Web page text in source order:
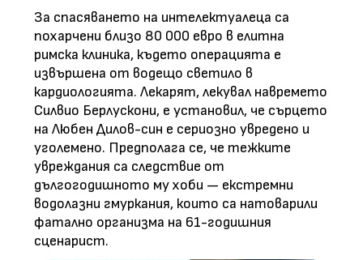
За спасяването на интелектуалеца са
похарчени близо 80 000 евро в елитна
римска клиника, където операцията е
извършена от водещо светило в
кардиологията. Лекарят, лекувал навремето
Силвио Берлускони, е установил, че сърцето
на Любен Дилов-син е сериозно увредено и
уголемено. Предполага се, че тежките
увреждания са следствие от
дългогодишното му хоби — екстремни
водолазни гмуркания, които са натоварили
фатално организма на 61-годишния
сценарист.